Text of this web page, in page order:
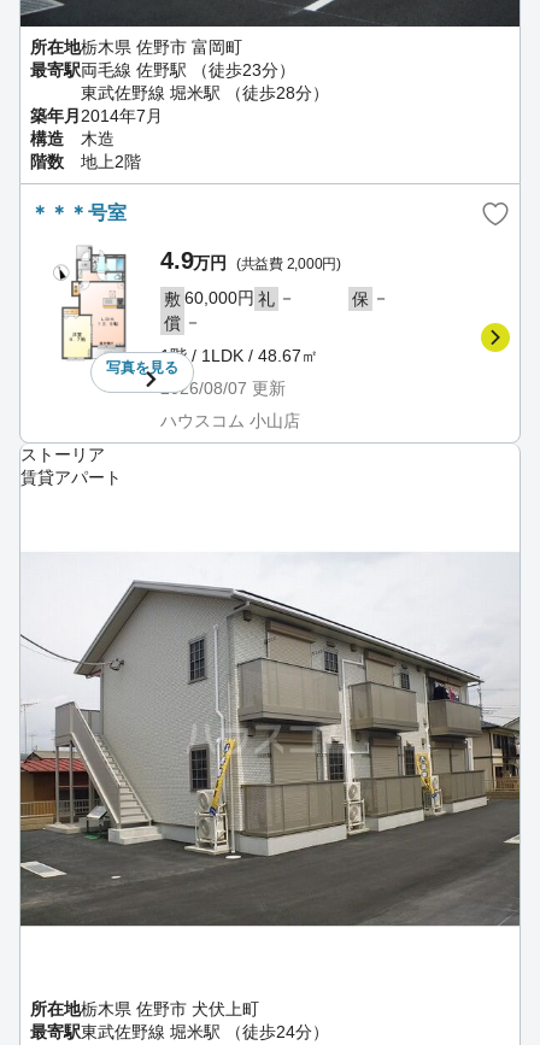
所在地栃木県 佐野市 富岡町
最寄駅両毛線 佐野駅 （徒歩23分）
東武佐野線 堀米駅 （徒歩28分）
築年月 2014年7月
構造
木造
階数
地上2階
＊＊＊号室
写真を見る
4.9万円 (共益費 2,000円)
敷60,000円 礼 － 保 －
償 －
1階 / 1LDK / 48.67㎡
2026/08/07 更新
ハウスコム 小山店
ストーリア
賃貸アパート
所在地栃木県 佐野市 犬伏上町
最寄駅東武佐野線 堀米駅 （徒歩24分）